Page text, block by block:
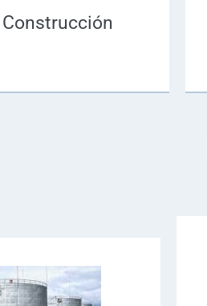
Construcción